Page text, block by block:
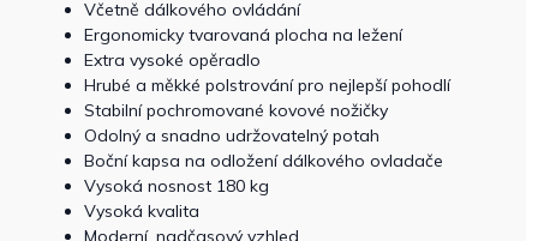
Včetně dálkového ovládání
Ergonomicky tvarovaná plocha na ležení
Extra vysoké opěradlo
Hrubé a měkké polstrování pro nejlepší pohodlí
Stabilní pochromované kovové nožičky
Odolný a snadno udržovatelný potah
Boční kapsa na odložení dálkového ovladače
Vysoká nosnost 180 kg
Vysoká kvalita
Moderní, nadčasový vzhled